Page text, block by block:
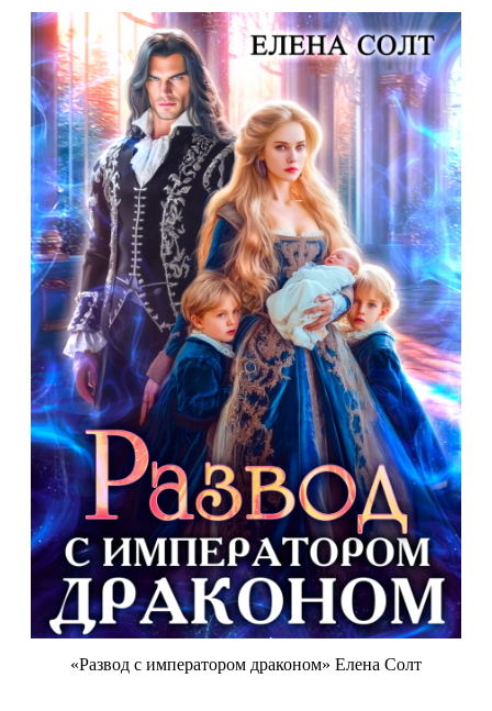
«Развод с императором драконом» Елена Солт